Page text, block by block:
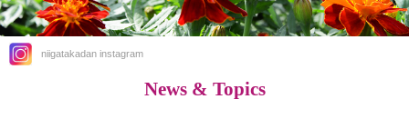
niigatakadan instagram
News & Topics